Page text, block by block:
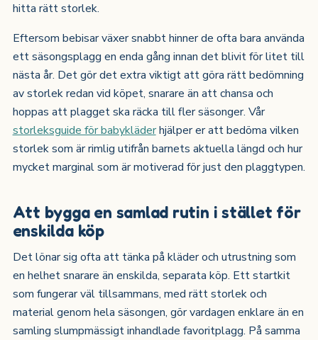
hitta rätt storlek.
Eftersom bebisar växer snabbt hinner de ofta bara använda
ett säsongsplagg en enda gång innan det blivit för litet till
nästa år. Det gör det extra viktigt att göra rätt bedömning
av storlek redan vid köpet, snarare än att chansa och
hoppas att plagget ska räcka till fler säsonger. Vår
storleksguide för babykläderhjälper er att bedöma vilken
storlek som är rimlig utifrån barnets aktuella längd och hur
mycket marginal som är motiverad för just den plaggtypen.
Att bygga en samlad rutin i stället för
enskilda köp
Det lönar sig ofta att tänka på kläder och utrustning som
en helhet snarare än enskilda, separata köp. Ett startkit
som fungerar väl tillsammans, med rätt storlek och
material genom hela säsongen, gör vardagen enklare än en
samling slumpmässigt inhandlade favoritplagg. På samma